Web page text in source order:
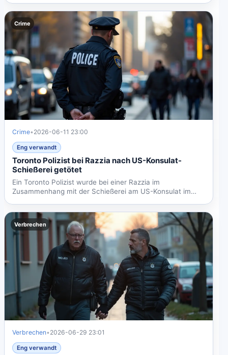
Crime
Crime• 2026-06-11 23:00
Eng verwandt
Toronto Polizist bei Razzia nach US-Konsulat-
Schießerei getötet
Ein Toronto Polizist wurde bei einer Razzia im
Zusammenhang mit der Schießerei am US-Konsulat im
Verbrechen
Verbrechen• 2026-06-29 23:01
Eng verwandt